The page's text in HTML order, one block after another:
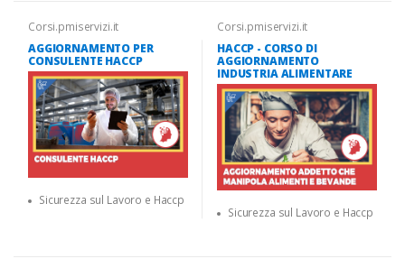
Corsi.pmiservizi.it
AGGIORNAMENTO PER
CONSULENTE HACCP
Sicurezza sul Lavoro e Haccp
Corsi.pmiservizi.it
HACCP - CORSO DI
AGGIORNAMENTO
INDUSTRIA ALIMENTARE
Sicurezza sul Lavoro e Haccp